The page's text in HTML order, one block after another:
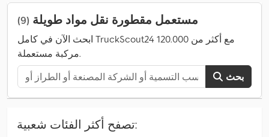
مستعمل مقطورة نقل مواد طويلة (9)
ابحث الآن في كامل TruckScout24 مع أكثر من 120.000
مركبة مستعملة.
بحث
تصفح أكثر الفئات شعبية: